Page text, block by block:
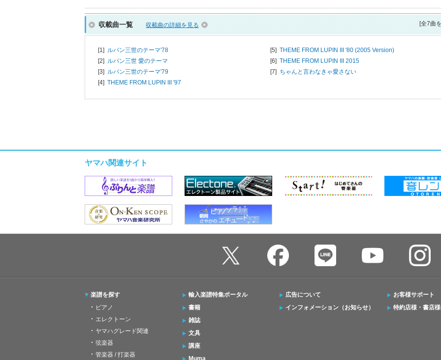
収載曲一覧 収載曲の詳細を見る [全7曲
[1] ルパン三世のテーマ'78
[2] ルパン三世 愛のテーマ
[3] ルパン三世のテーマ'79
[4] THEME FROM LUPIN III '97
[5] THEME FROM LUPIN III '80 (2005 Version)
[6] THEME FROM LUPIN III 2015
[7] ちゃんと言わなきゃ愛さない
ヤマハ関連サイト
楽譜を探す
ピアノ
エレクトーン
ヤマハグレード関連
弦楽器
管楽器 / 打楽器
輸入楽譜特集ポータル
書籍
雑誌
文具
講座
Muma
広告について
インフォメーション（お知らせ）
お客様サポート
特約店様・書店